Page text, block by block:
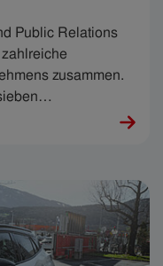
Public Relations
zusammen.